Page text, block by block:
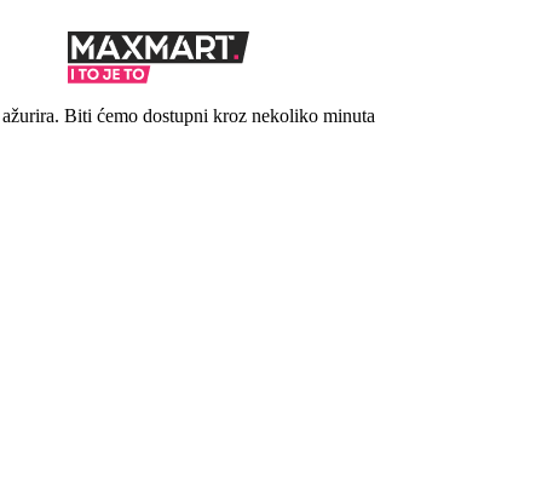
ažurira. Biti ćemo dostupni kroz nekoliko minuta